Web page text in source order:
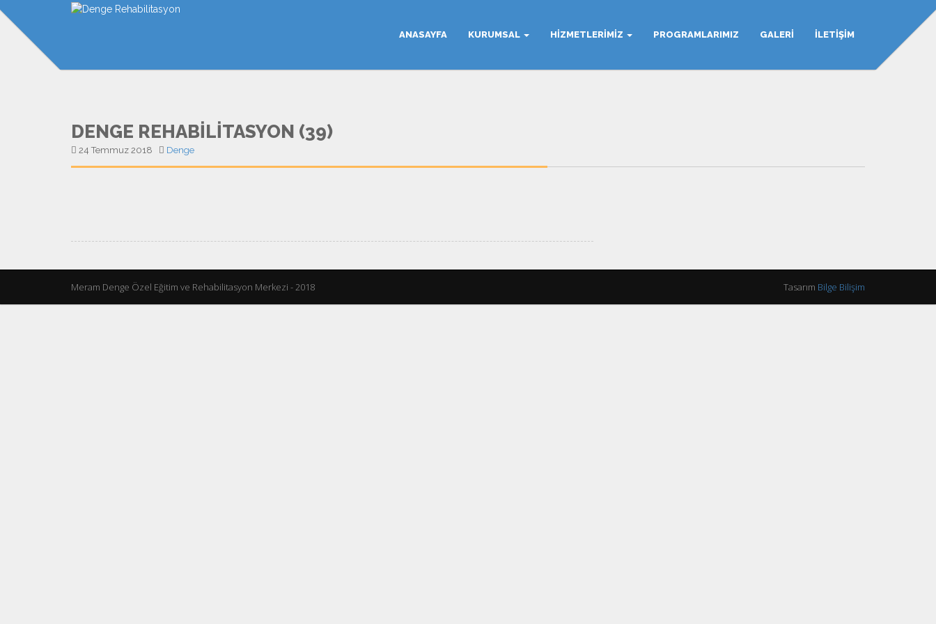
ANASAYFA KURUMSAL HIZMETLERIMIZ PROGRAMLARIMIZ GALERI İLETIŞIM
DENGE REHABILITASYON (39)
24 Temmuz 2018 Denge
Meram Denge Özel Eğitim ve Rehabilitasyon Merkezi - 2018 Tasarım Bilge Bilişim